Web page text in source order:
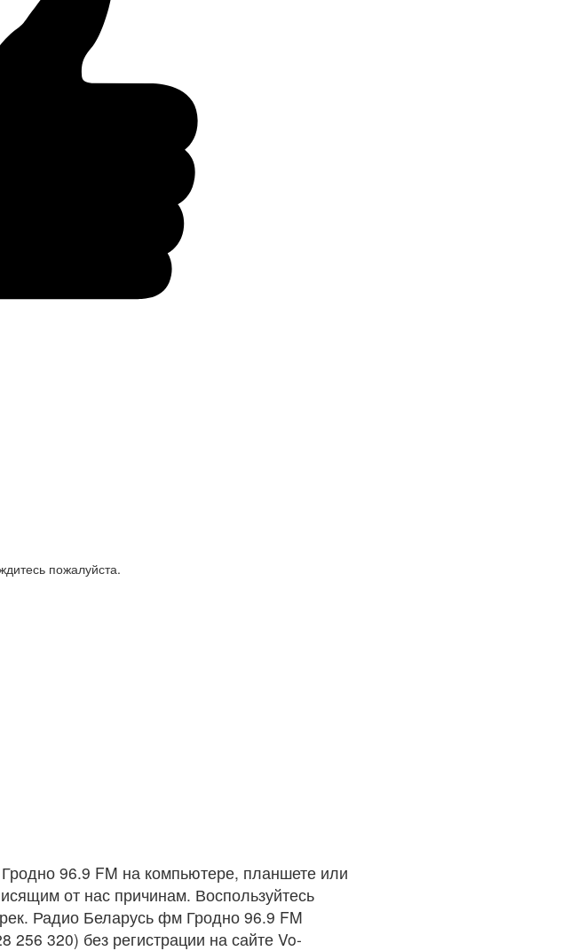
пожалуйста.
96.9 FM на компьютере, планшете или
от нас причинам. Воспользуйтесь
Радио Беларусь фм Гродно 96.9 FM
320) без регистрации на сайте Vo-